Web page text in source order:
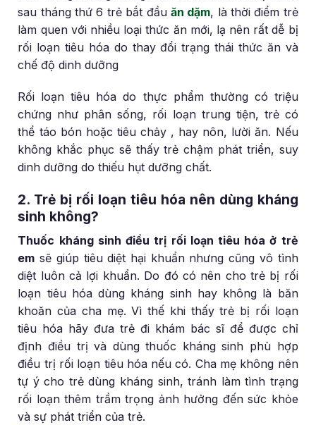
sau tháng thứ 6 trẻ bắt đầu ăn dặm, là thời điểm trẻ
làm quen với nhiều loại thức ăn mới, lạ nên rất dễ bị
rối loạn tiêu hóa do thay đổi trạng thái thức ăn và
chế độ dinh dưỡng
Rối loạn tiêu hóa do thực phẩm thường có triệu
chứng như phân sống, rối loạn trung tiện, trẻ có
thể táo bón hoặc tiêu chảy , hay nôn, lười ăn. Nếu
không khắc phục sẽ thấy trẻ chậm phát triển, suy
dinh dưỡng do thiếu hụt dưỡng chất.
2. Trẻ bị rối loạn tiêu hóa nên dùng kháng
sinh không?
Thuốc kháng sinh điều trị rối loạn tiêu hóa ở trẻ
em sẽ giúp tiêu diệt hại khuẩn nhưng cũng vô tình
diệt luôn cả lợi khuẩn. Do đó có nên cho trẻ bị rối
loạn tiêu hóa dùng kháng sinh hay không là băn
khoăn của cha mẹ. Vì thế khi thấy trẻ bị rối loạn
tiêu hóa hãy đưa trẻ đi khám bác sĩ để được chỉ
định điều trị và dùng thuốc kháng sinh phù hợp
điều trị rối loạn tiêu hóa nếu có. Cha mẹ không nên
tự ý cho trẻ dùng kháng sinh, tránh làm tình trạng
rối loạn thêm trầm trọng ảnh hưởng đến sức khỏe
và sự phát triển của trẻ.